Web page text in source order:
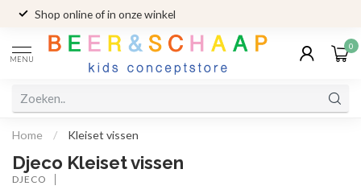
Shop online of in onze winkel
MENU
0
Home / Kleiset vissen
Djeco Kleiset vissen
DJECO